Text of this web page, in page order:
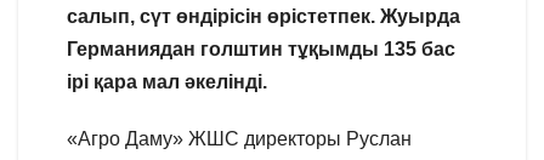
салып, сүт өндірісін өрістетпек. Жуырда
Германиядан голштин тұқымды 135 бас
ірі қара мал әкелінді.
«Агро Даму» ЖШС директоры Руслан